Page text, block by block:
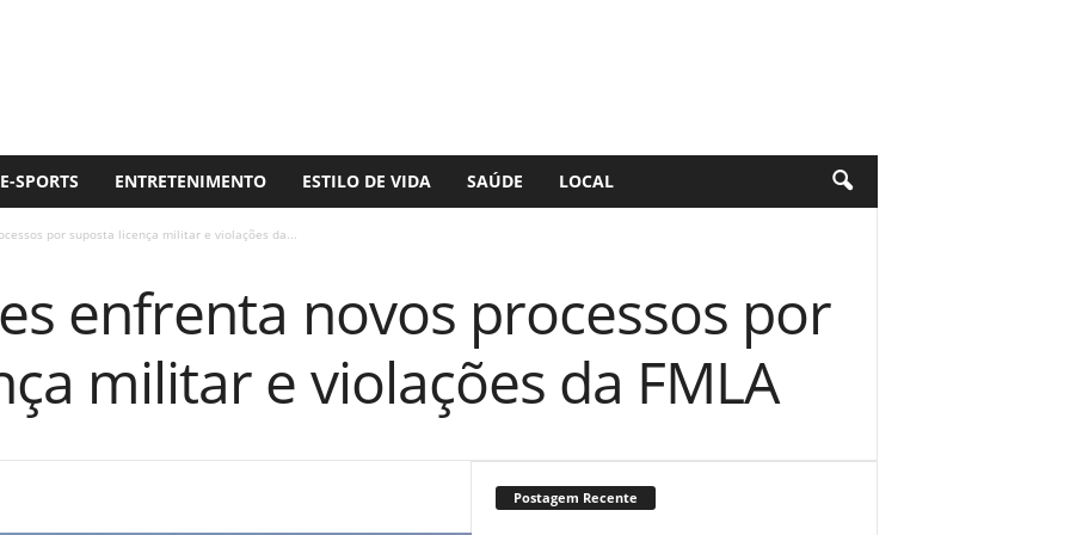
E-SPORTS ENTRETENIMENTO ESTILO DE VIDA SAÚDE LOCAL
por suposta licença militar e violações da...
enfrenta novos processos por
militar e violações da FMLA
Postagem Recente